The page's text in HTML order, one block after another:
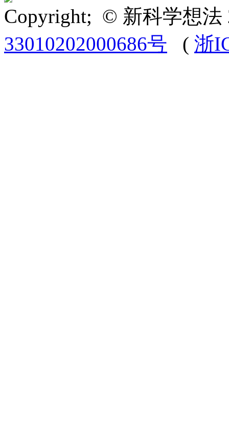
Copyright; © 新科学想
33010202000686号 ( 浙